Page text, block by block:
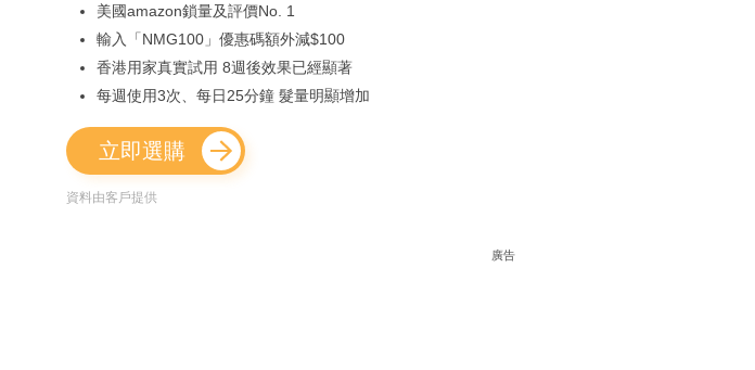
美國amazon鎖量及評價No. 1
輸入「NMG100」優惠碼額外減$100
香港用家真實試用 8週後效果已經顯著
每週使用3次、每日25分鐘 髮量明顯增加
立即選購
資料由客戶提供
廣告